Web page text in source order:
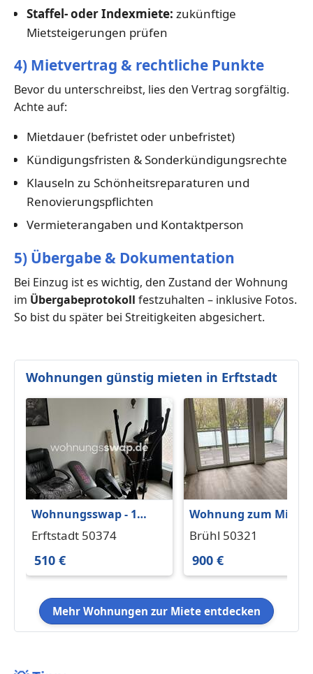
Staffel- oder Indexmiete: zukünftige
Mietsteigerungen prüfen
4) Mietvertrag & rechtliche Punkte
Bevor du unterschreibst, lies den Vertrag sorgfältig.
Achte auf:
Mietdauer (befristet oder unbefristet)
Kündigungsfristen & Sonderkündigungsrechte
Klauseln zu Schönheitsreparaturen und
Renovierungspflichten
Vermieterangaben und Kontaktperson
5) Übergabe & Dokumentation
Bei Einzug ist es wichtig, den Zustand der Wohnung
im Übergabeprotokoll festzuhalten – inklusive Fotos.
So bist du später bei Streitigkeiten abgesichert.
Wohnungen günstig mieten in Erftstadt
Wohnungsswap - 1
Zimmer, 60 m² -
Brühl
Erftstadt 50374
510 €
Wohnung zum Mieten
in Brühl 900 € 64.39
Brühl 50321
900 €
Mehr Wohnungen zur Miete entdecken